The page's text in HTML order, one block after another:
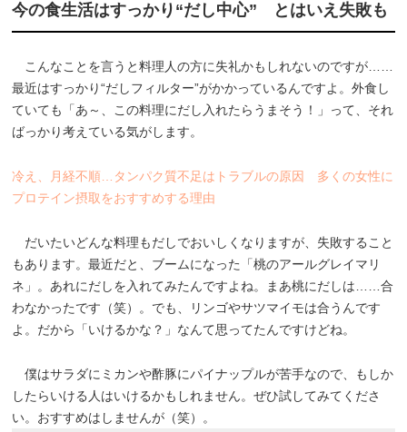
今の食生活はすっかり“だし中心” とはいえ失敗も
こんなことを言うと料理人の方に失礼かもしれないのですが……
最近はすっかり“だしフィルター”がかかっているんですよ。外食し
ていても「あ～、この料理にだし入れたらうまそう！」って、それ
ばっかり考えている気がします。
冷え、月経不順…タンパク質不足はトラブルの原因 多くの女性に
プロテイン摂取をおすすめする理由
だいたいどんな料理もだしでおいしくなりますが、失敗すること
もあります。最近だと、ブームになった「桃のアールグレイマリ
ネ」。あれにだしを入れてみたんですよね。まあ桃にだしは……合
わなかったです（笑）。でも、リンゴやサツマイモは合うんです
よ。だから「いけるかな？」なんて思ってたんですけどね。
僕はサラダにミカンや酢豚にパイナップルが苦手なので、もしか
したらいける人はいけるかもしれません。ぜひ試してみてくださ
い。おすすめはしませんが（笑）。